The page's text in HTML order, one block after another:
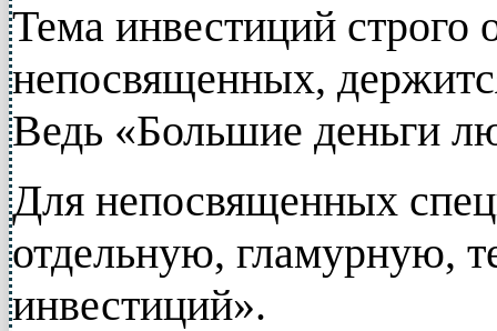
Тема инвестиций строго
непосвященных,
Ведь «Большие деньги
Для непосвященных
отдельную, гламурную,
инвестиций».